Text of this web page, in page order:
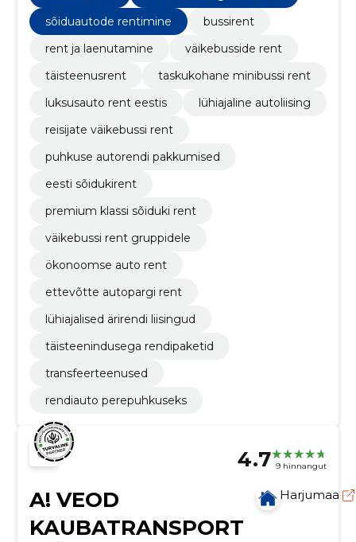
sõiduautode rentimine
bussirent
rent ja laenutamine
väikebusside rent
täisteenusrent
taskukohane minibussi rent
luksusauto rent eestis
lühiajaline autoliising
reisijate väikebussi rent
puhkuse autorendi pakkumised
eesti sõidukirent
premium klassi sõiduki rent
väikebussi rent gruppidele
ökonoomse auto rent
ettevõtte autopargi rent
lühiajalised ärirendi liisingud
täisteenindusega rendipaketid
transfeerteenused
rendiauto perepuhkuseks
4.7 9 hinnangut
A! VEOD
KAUBATRANSPORT
Harjumaa